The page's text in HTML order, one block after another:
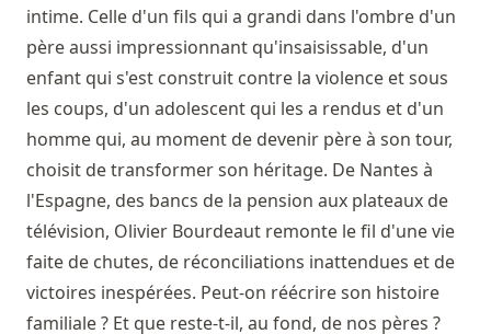
intime. Celle d'un fils qui a grandi dans l'ombre d'un
père aussi impressionnant qu'insaisissable, d'un
enfant qui s'est construit contre la violence et sous
les coups, d'un adolescent qui les a rendus et d'un
homme qui, au moment de devenir père à son tour,
choisit de transformer son héritage. De Nantes à
l'Espagne, des bancs de la pension aux plateaux de
télévision, Olivier Bourdeaut remonte le fil d'une vie
faite de chutes, de réconciliations inattendues et de
victoires inespérées. Peut-on réécrire son histoire
familiale ? Et que reste-t-il, au fond, de nos pères ?